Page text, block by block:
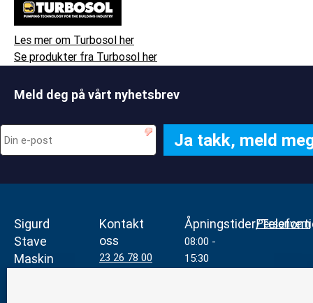
Les mer om Turbosol her
Se produkter fra Turbosol her
Meld deg på vårt nyhetsbrev
Sigurd
Stave
Maskin
Kontakt
oss
23 26 78 00
Åpningstider/
08:00 -
15:30
Personvern